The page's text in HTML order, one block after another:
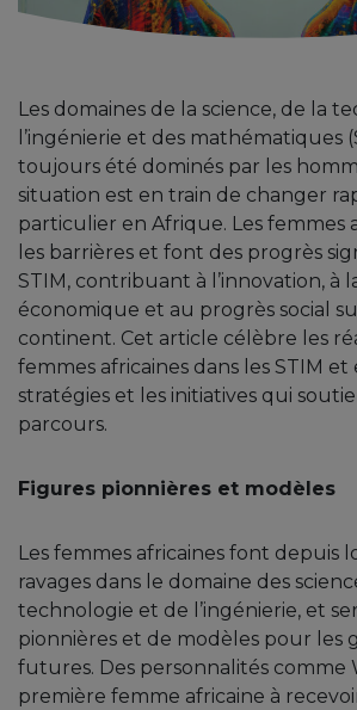
Les domaines de la science, de la
l’ingénierie et des mathématiques
toujours été dominés par les
situation est en train de changer
particulier en Afrique. Les femmes
les barrières et font des progrès
STIM, contribuant à l’innovation, à
économique et au progrès social
continent. Cet article célèbre les
femmes africaines dans les STIM
stratégies et les initiatives qui
parcours.
Figures pionnières et modèles
Les femmes africaines font depuis
ravages dans le domaine des
technologie et de l’ingénierie, et
pionnières et de modèles pour les
futures. Des personnalités comme
première femme africaine à